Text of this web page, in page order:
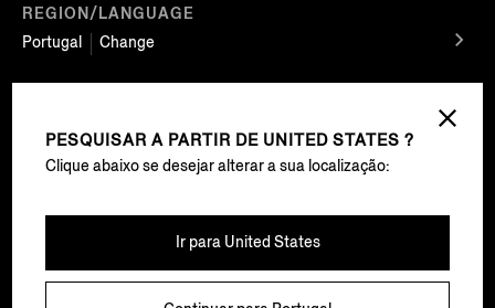
REGION/LANGUAGE
Portugal
Change
+39 01575911 – registered with the Companies’ Registry of Biella, REA BI-303868,
PESQUISAR A PARTIR DE UNITED STATES ?
Clique abaixo se desejar alterar a sua localização:
Ir para United States